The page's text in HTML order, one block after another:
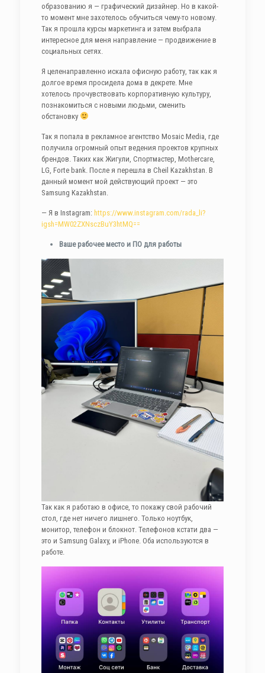
образованию я — графический дизайнер. Но в какой-
то момент мне захотелось обучиться чему-то новому.
Так я прошла курсы маркетинга и затем выбрала
интересное для меня направление — продвижение в
социальных сетях.
Я целенаправленно искала офисную работу, так как я
долгое время просидела дома в декрете. Мне
хотелось прочувствовать корпоративную культуру,
познакомиться с новыми людьми, сменить
обстановку
Так я попала в рекламное агентство Mosaic Media, где
получила огромный опыт ведения проектов крупных
брендов. Таких как Жигули, Спортмастер, Mothercare,
LG, Forte bank. После я перешла в Cheil Kazakhstan. В
данный момент мой действующий проект — это
Samsung Kazakhstan.
— Я в Instagram:https://www.instagram.com/rada_li?
igsh=MW02ZXNsczBuY3htMQ==
Ваше рабочее место и ПО для работы
Так как я работаю в офисе, то покажу свой рабочий
стол, где нет ничего лишнего. Только ноутбук,
монитор, телефон и блокнот. Телефонов кстати два —
это и Samsung Galaxy, и iPhone. Оба используются в
работе.